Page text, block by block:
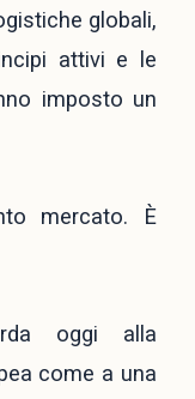
globali,
attivi e le
imposto un
mercato. È
oggi alla
come a una